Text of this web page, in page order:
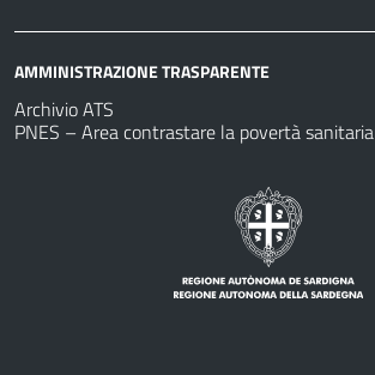
AMMINISTRAZIONE TRASPARENTE
Archivio ATS
PNES – Area contrastare la povertà sanitaria